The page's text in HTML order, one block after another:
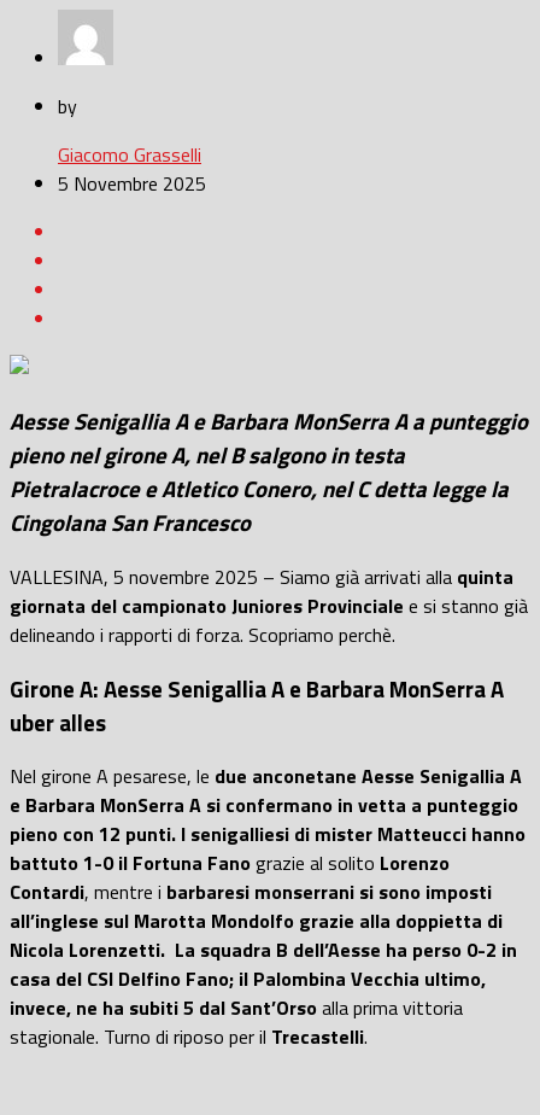
by
Giacomo Grasselli
5 Novembre 2025
Aesse Senigallia A e Barbara MonSerra A a punteggio
pieno nel girone A, nel B salgono in testa
Pietralacroce e Atletico Conero, nel C detta legge la
Cingolana San Francesco
VALLESINA, 5 novembre 2025 – Siamo già arrivati alla quinta
giornata del campionato Juniores Provinciale e si stanno già
delineando i rapporti di forza. Scopriamo perchè.
Girone A: Aesse Senigallia A e Barbara MonSerra A
uber alles
Nel girone A pesarese, le due anconetane Aesse Senigallia A
e Barbara MonSerra A si confermano in vetta a punteggio
pieno con 12 punti. I senigalliesi di mister Matteucci hanno
battuto 1-0 il Fortuna Fanograzie al solito Lorenzo
Contardi, mentre i barbaresi monserrani si sono imposti
all’inglese sul Marotta Mondolfo grazie alla doppietta di
Nicola Lorenzetti. La squadra B dell’Aesse ha perso 0-2 in
casa del CSI Delfino Fano; il Palombina Vecchia ultimo,
invece, ne ha subiti 5 dal Sant’Orsoalla prima vittoria
stagionale. Turno di riposo per il Trecastelli.